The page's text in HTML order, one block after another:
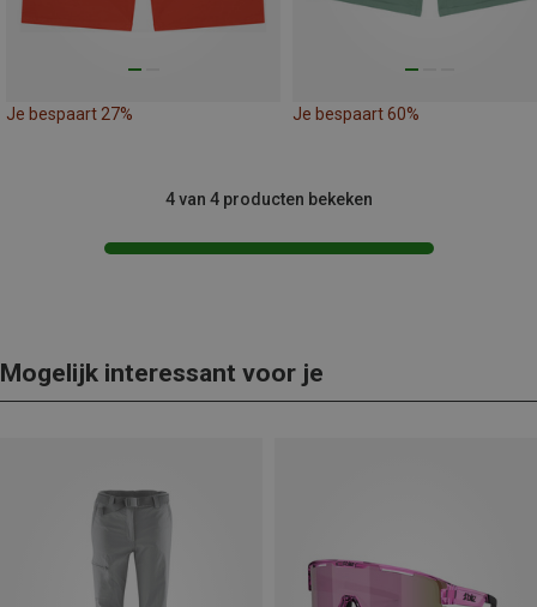
Je bespaart 27% Je bespaart 60%
4 van 4 producten bekeken
Mogelijk interessant voor je